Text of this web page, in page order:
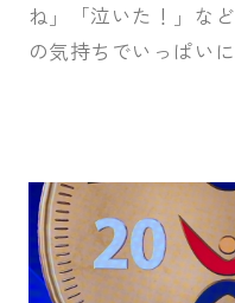
ね」「泣いた！」な
の気持ちでいっぱい